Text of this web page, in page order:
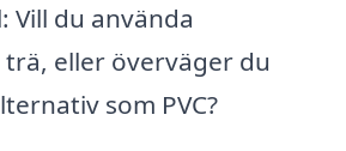
Vill du använda
eller överväger du
som PVC?